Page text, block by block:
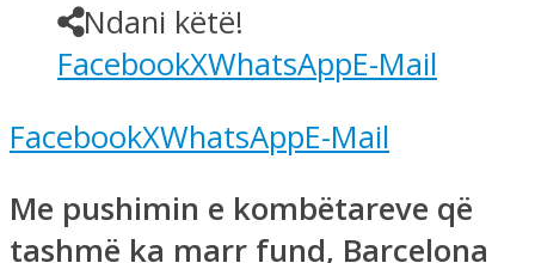
Ndani këtë!
FacebookXWhatsAppE-Mail
FacebookXWhatsAppE-Mail
Me pushimin e kombëtareve që
tashmë ka marr fund, Barcelona